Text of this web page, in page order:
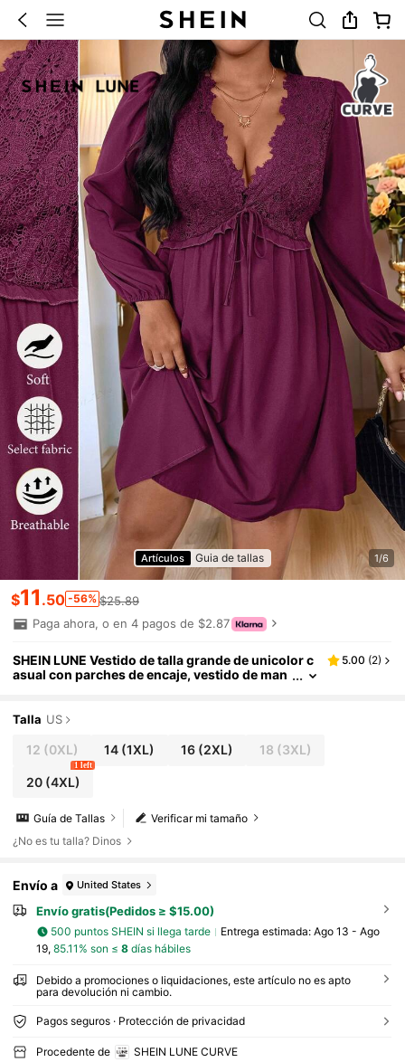
Artículos Guia de tallas 1/6
$11 .50 -56% $25.89
Paga ahora, o en 4 pagos de $2.87
SHEIN LUNE Vestido de talla grande de unicolor c
asual con parches de encaje, vestido de man
gante y retro casual de moda para uso diario y fie
5.00 (2)
Talla US
12 (0XL) 14 (1XL) 16(2XL) 18 (3XL)
20(4XL)
1 left
Verificar mi tamaño
Guía de Tallas
¿No es tu talla? Dinos
Envío a United States
Envío gratis(Pedidos ≥ $15.00)
500 puntos SHEIN si llega tarde Entrega estimada: Ago 13 - Ago
19, 85.11% son ≤ 8días hábiles
Debido a promociones o liquidaciones, este artículo no es apto
para devolución ni cambio.
Pagos seguros · Protección de privacidad
Procedente de
SHEIN LUNE CURVE